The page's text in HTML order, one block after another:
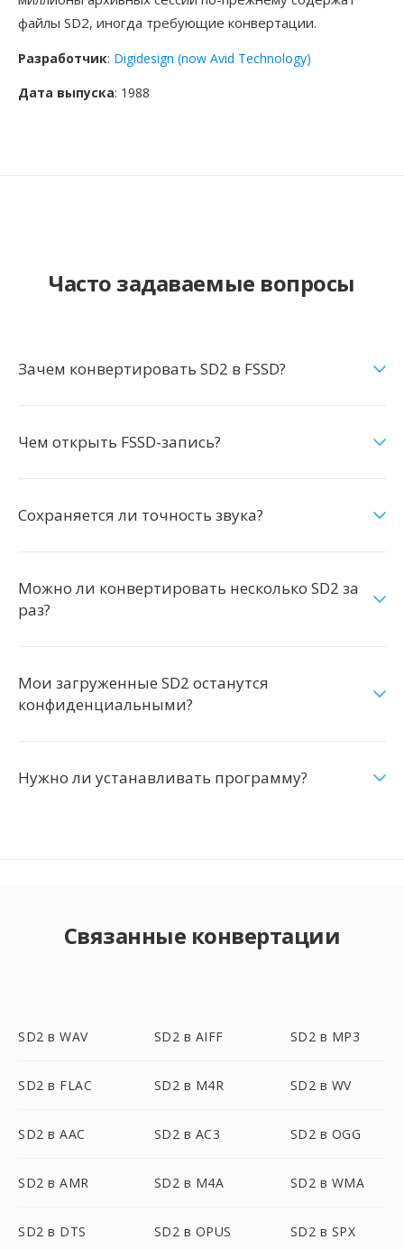
файлы SD2, иногда требующие конвертации.
Разработчик: Digidesign (now Avid Technology)
Дата выпуска: 1988
Часто задаваемые вопросы
Зачем конвертировать SD2 в FSSD?
Чем открыть FSSD-запись?
Сохраняется ли точность звука?
Можно ли конвертировать несколько SD2 за
раз?
Мои загруженные SD2 останутся
конфиденциальными?
Нужно ли устанавливать программу?
Связанные конвертации
SD2 в WAV SD2 в AIFF SD2 в MP3
SD2 в FLAC SD2 в M4R SD2 в WV
SD2 в AAC SD2 в AC3 SD2 в OGG
SD2 в AMR SD2 в M4A SD2 в WMA
SD2 в DTS SD2 в OPUS SD2 в SPX